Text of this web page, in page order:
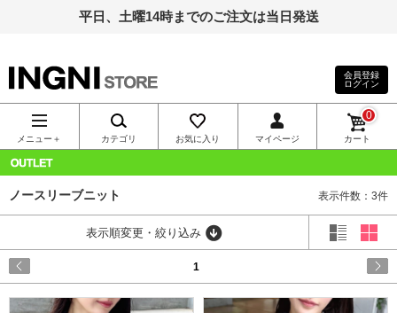
平日、土曜14時までのご注文は当日発送
INGNI（イン
グ）公式通
販｜INGNI
STORE
会員登録
ログイン
メニュー＋ カテゴリ お気に入り マイページ カート
0
ノースリーブニット 表示件数：3件
表示順変更・絞り込み
1